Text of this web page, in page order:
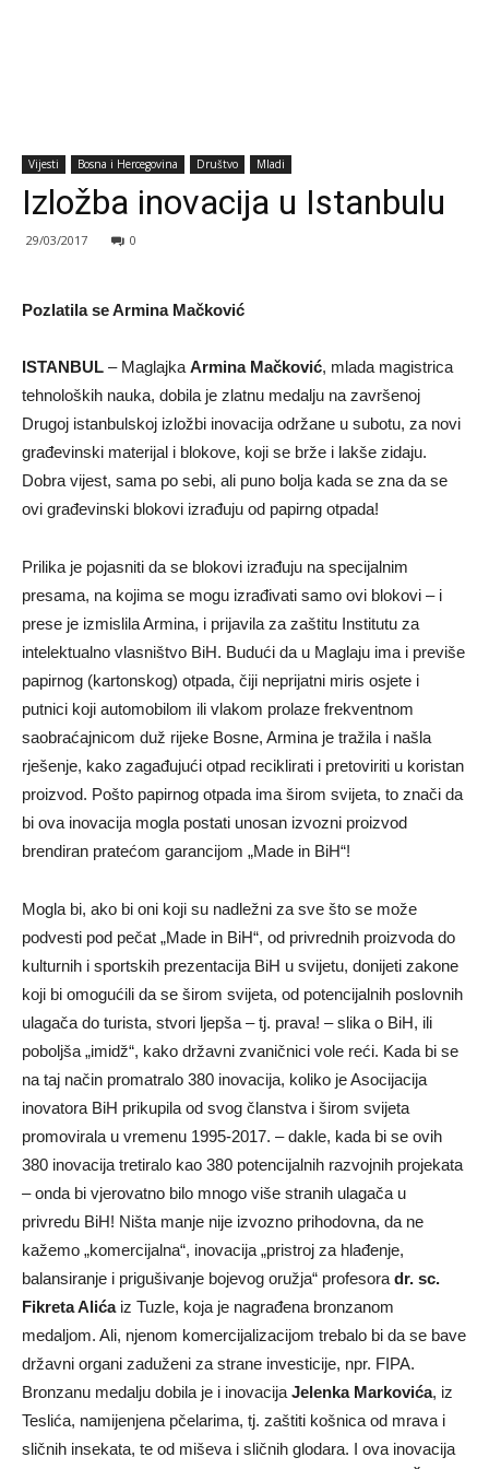
Vijesti Bosna i Hercegovina Društvo Mladi
Izložba inovacija u Istanbulu
29/03/2017 0
Pozlatila se Armina Mačković
ISTANBUL – Maglajka Armina Mačković, mlada magistrica
tehnoloških nauka, dobila je zlatnu medalju na završenoj
Drugoj istanbulskoj izložbi inovacija održane u subotu, za novi
građevinski materijal i blokove, koji se brže i lakše zidaju.
Dobra vijest, sama po sebi, ali puno bolja kada se zna da se
ovi građevinski blokovi izrađuju od papirng otpada!
Prilika je pojasniti da se blokovi izrađuju na specijalnim
presama, na kojima se mogu izrađivati samo ovi blokovi – i
prese je izmislila Armina, i prijavila za zaštitu Institutu za
intelektualno vlasništvo BiH. Budući da u Maglaju ima i previše
papirnog (kartonskog) otpada, čiji neprijatni miris osjete i
putnici koji automobilom ili vlakom prolaze frekventnom
saobraćajnicom duž rijeke Bosne, Armina je tražila i našla
rješenje, kako zagađujući otpad reciklirati i pretoviriti u koristan
proizvod. Pošto papirnog otpada ima širom svijeta, to znači da
bi ova inovacija mogla postati unosan izvozni proizvod
brendiran pratećom garancijom „Made in BiH“!
Mogla bi, ako bi oni koji su nadležni za sve što se može
podvesti pod pečat „Made in BiH“, od privrednih proizvoda do
kulturnih i sportskih prezentacija BiH u svijetu, donijeti zakone
koji bi omogućili da se širom svijeta, od potencijalnih poslovnih
ulagača do turista, stvori ljepša – tj. prava! – slika o BiH, ili
poboljša „imidž“, kako državni zvaničnici vole reći. Kada bi se
na taj način promatralo 380 inovacija, koliko je Asocijacija
inovatora BiH prikupila od svog članstva i širom svijeta
promovirala u vremenu 1995-2017. – dakle, kada bi se ovih
380 inovacija tretiralo kao 380 potencijalnih razvojnih projekata
– onda bi vjerovatno bilo mnogo više stranih ulagača u
privredu BiH! Ništa manje nije izvozno prihodovna, da ne
kažemo „komercijalna“, inovacija „pristroj za hlađenje,
balansiranje i prigušivanje bojevog oružja“ profesora dr. sc.
Fikreta Alićaiz Tuzle, koja je nagrađena bronzanom
medaljom. Ali, njenom komercijalizacijom trebalo bi da se bave
državni organi zaduženi za strane investicije, npr. FIPA.
Bronzanu medalju dobila je i inovacija Jelenka Markovića, iz
Teslića, namijenjena pčelarima, tj. zaštiti košnica od mrava i
sličnih insekata, te od miševa i sličnih glodara. I ova inovacija